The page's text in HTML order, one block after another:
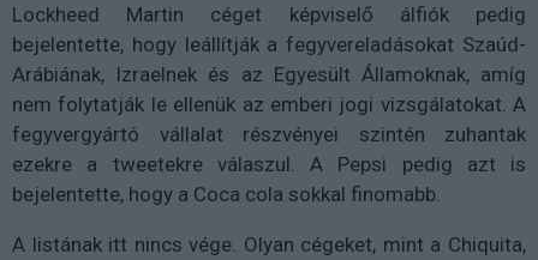
Lockheed Martin céget képviselő álfiók pedig
bejelentette, hogy leállítják a fegyvereladásokat Szaúd-
Arábiának, Izraelnek és az Egyesült Államoknak, amíg
nem folytatják le ellenük az emberi jogi vizsgálatokat. A
fegyvergyártó vállalat részvényei szintén zuhantak
ezekre a tweetekre válaszul. A Pepsi pedig azt is
bejelentette, hogy a Coca cola sokkal finomabb.
A listának itt nincs vége. Olyan cégeket, mint a Chiquita,